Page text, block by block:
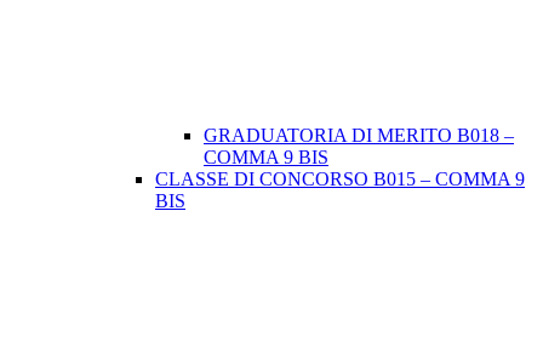
GRADUATORIA DI MERITO B018 –
COMMA 9 BIS
CLASSE DI CONCORSO B015 – COMMA 9
BIS